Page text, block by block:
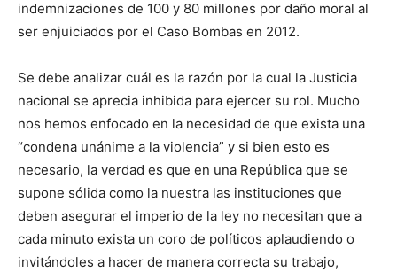
indemnizaciones de 100 y 80 millones por daño moral al
ser enjuiciados por el Caso Bombas en 2012.
Se debe analizar cuál es la razón por la cual la Justicia
nacional se aprecia inhibida para ejercer su rol. Mucho
nos hemos enfocado en la necesidad de que exista una
“condena unánime a la violencia” y si bien esto es
necesario, la verdad es que en una República que se
supone sólida como la nuestra las instituciones que
deben asegurar el imperio de la ley no necesitan que a
cada minuto exista un coro de políticos aplaudiendo o
invitándoles a hacer de manera correcta su trabajo,